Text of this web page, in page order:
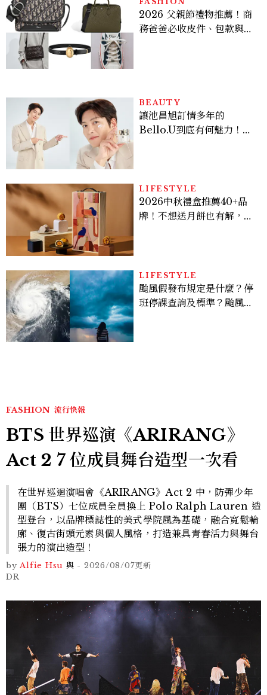
2026 父親節禮物推薦！商
務爸爸必收皮件、包款與鞋
BEAUTY
讓池昌旭訂情多年的
Bello.U到底有何魅力！揭
倦感，超神！
LIFESTYLE
2026中秋禮盒推薦40+品
牌！不想送月餅也有解，送
LIFESTYLE
颱風假發布規定是什麼？停
班停課查詢及標準？颱風假
FASHION 流行快報
BTS 世界巡演《ARIRANG》
Act 2 7 位成員舞台造型一次看
在世界巡迴演唱會《ARIRANG》Act 2 中，防彈少年
團（BTS）七位成員全員換上 Polo Ralph Lauren 造
型登台，以品牌標誌性的美式學院風為基礎，融合寬鬆輪
廓、復古街頭元素與個人風格，打造兼具青春活力與舞台
張力的演出造型！
by Alfie Hsu 與 - 2026/08/07更新
DR